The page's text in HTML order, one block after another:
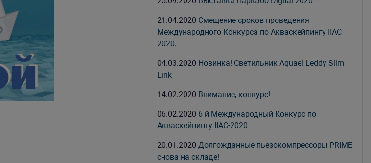
21.04.2020 Смещение сроков проведения
Международного Конкурса по Акваскейпингу IIAC-
2020.
04.03.2020 Новинка! Светильник Aquael Leddy Slim
Link
14.02.2020 Внимание, конкурс!
06.02.2020 6-й Международный Конкурс по
Акваскейпингу IIAC-2020
20.01.2020Долгожданные пьезокомпрессоры PRIME
снова на складе!